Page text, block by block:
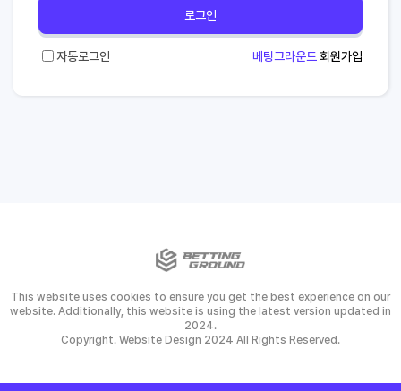
로그인
자동로그인 베팅그라운드 회원가입
This website uses cookies to ensure you get the best experience on our
website. Additionally, this website is using the latest version updated in
2024.
Copyright. Website Design 2024 All Rights Reserved.